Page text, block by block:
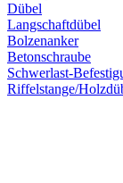
Dübel
Langschaftdübel
Bolzenanker
Betonschraube
Schwerlast-
Riffelstange/